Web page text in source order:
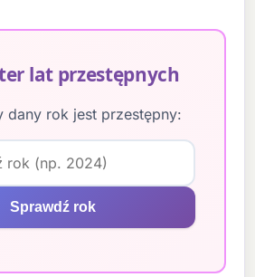
lat przestępnych
dany rok jest przestępny:
Sprawdź rok